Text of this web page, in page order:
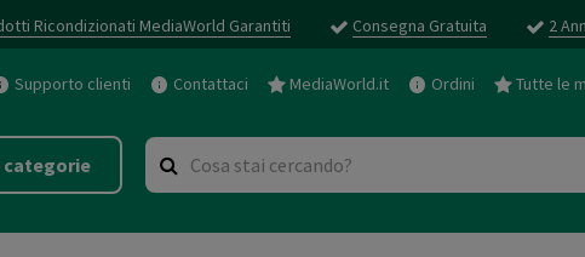
Ricondizionati MediaWorld Garantiti Consegna Gratuita 2
Supporto clienti Contattaci MediaWorld.it Ordini Tutte le
categorie